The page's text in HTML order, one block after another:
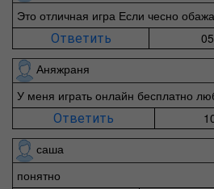
Это отличная игра Если чесно
Ответить
Аняжраня
У меня играть онлайн бесплатно
Ответить
саша
понятно